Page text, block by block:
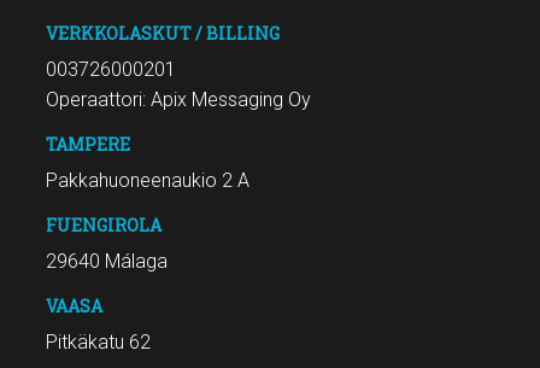
VERKKOLASKUT / BILLING
003726000201
Operaattori: Apix Messaging Oy
TAMPERE
Pakkahuoneenaukio 2 A
FUENGIROLA
29640 Málaga
VAASA
Pitkäkatu 62